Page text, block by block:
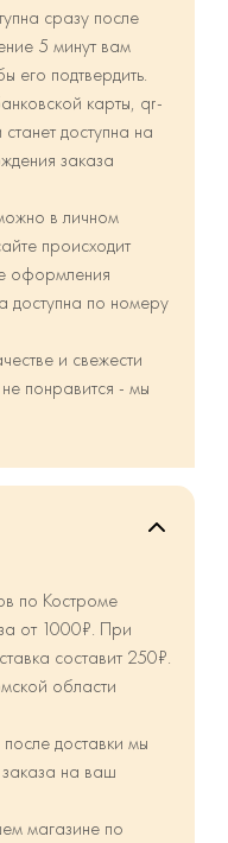
сразу после
5 минут вам
его подтвердить.
карты, qr-
доступна на
заказа
в личном
происходит
оформления
доступна по номеру
и свежести
понравится - мы
по Костроме
от 1000₽. При
составит 250₽.
области
доставки мы
на ваш
магазине по